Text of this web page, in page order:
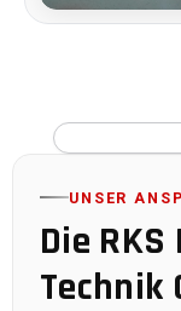
UNSER
Die
Technik